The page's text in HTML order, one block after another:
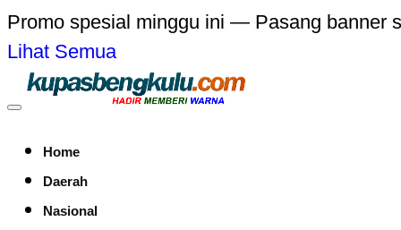
Promo spesial minggu ini — Pasang banner
Lihat Semua
Home
Daerah
Nasional